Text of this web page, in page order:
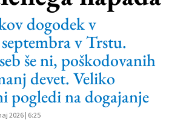
dogodek v
v Trstu.
še ni, poškodovanih
devet. Veliko
pogledi na dogajanje
2026 | 6:25